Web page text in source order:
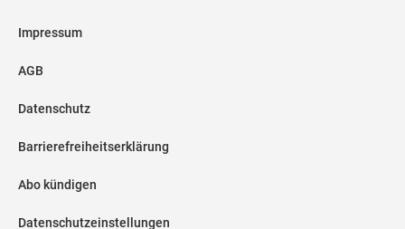
Impressum
AGB
Datenschutz
Barrierefreiheitserklärung
Abo kündigen
Datenschutzeinstellungen